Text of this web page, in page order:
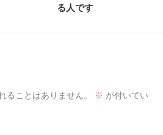
る人です
ることはありません。 ※ が付いてい